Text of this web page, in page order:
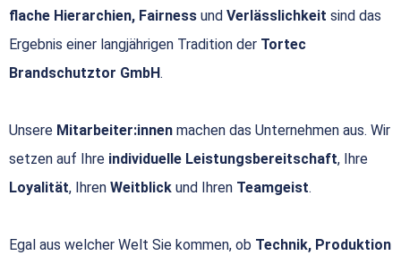
flache Hierarchien, Fairness und Verlässlichkeit sind das
Ergebnis einer langjährigen Tradition der Tortec
Brandschutztor GmbH.
Unsere Mitarbeiter:innen machen das Unternehmen aus. Wir
setzen auf Ihre individuelle Leistungsbereitschaft, Ihre
Loyalität, Ihren Weitblick und Ihren Teamgeist.
Egal aus welcher Welt Sie kommen, ob Technik, Produktion